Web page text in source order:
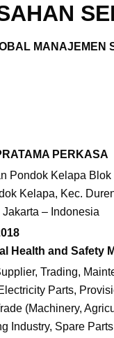
MANAJEMEN
PERKASA
Pondok Kelapa
Kelapa, Kec.
– Indonesia
Health and Safety
Trading,
Parts,
(Machinery,
Industry, Spare